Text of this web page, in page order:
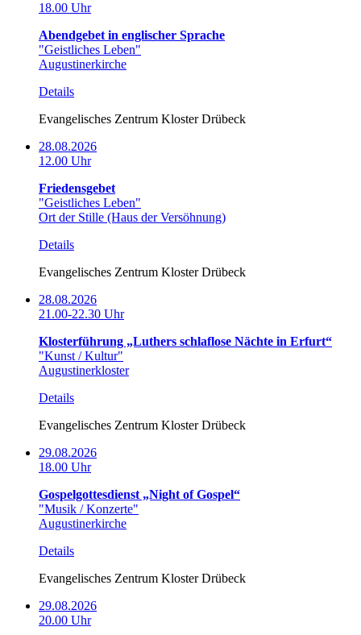
18.00 Uhr
Abendgebet in englischer Sprache
"Geistliches Leben"
Augustinerkirche
Details
Evangelisches Zentrum Kloster Drübeck
28.08.2026
12.00 Uhr
Friedensgebet
"Geistliches Leben"
Ort der Stille (Haus der Versöhnung)
Details
Evangelisches Zentrum Kloster Drübeck
28.08.2026
21.00-22.30 Uhr
Klosterführung „Luthers schlaflose Nächte in Erfurt“
"Kunst / Kultur"
Augustinerkloster
Details
Evangelisches Zentrum Kloster Drübeck
29.08.2026
18.00 Uhr
Gospelgottesdienst „Night of Gospel“
"Musik / Konzerte"
Augustinerkirche
Details
Evangelisches Zentrum Kloster Drübeck
29.08.2026
20.00 Uhr